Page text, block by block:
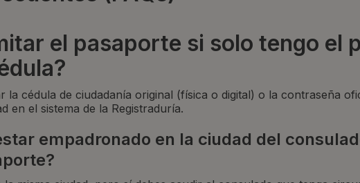
el pasaporte si solo tengo el
la cédula de ciudadanía original (física o digital) o la contraseña
en el sistema de la Registraduría.
empadronado en la ciudad del